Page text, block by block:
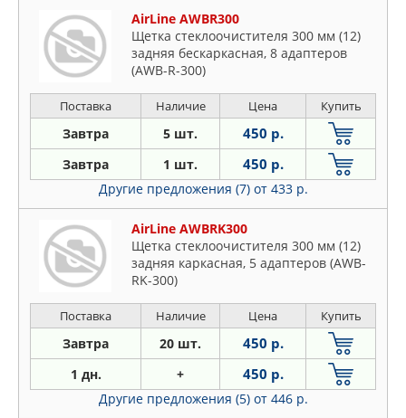
AirLine AWBR300
Щетка стеклоочистителя 300 мм (12)
задняя бескаркасная, 8 адаптеров
(AWB-R-300)
Поставка Наличие Цена Купить
Завтра 5 шт. 450 р.
Завтра 1 шт. 450 р.
Другие предложения (7) от 433 р.
AirLine AWBRK300
Щетка стеклоочистителя 300 мм (12)
задняя каркасная, 5 адаптеров (AWB-
RK-300)
Поставка Наличие Цена Купить
Завтра 20 шт. 450 р.
1 дн. + 450 р.
Другие предложения (5) от 446 р.